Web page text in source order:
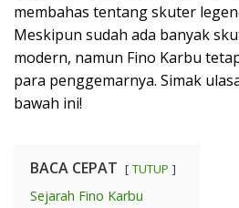
membahas tentang skuter
Meskipun sudah ada banyak
modern, namun Fino Karbu
para penggemarnya. Simak
bawah ini!
BACA CEPAT TUTUP
Sejarah Fino Karbu